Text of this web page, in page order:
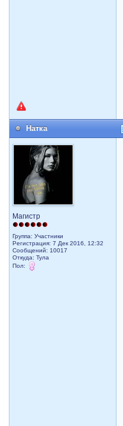
Натка
Магистр
Группа: Участники
Регистрация: 7 Дек 2016, 12:32
Сообщений: 10017
Откуда: Тула
Пол: